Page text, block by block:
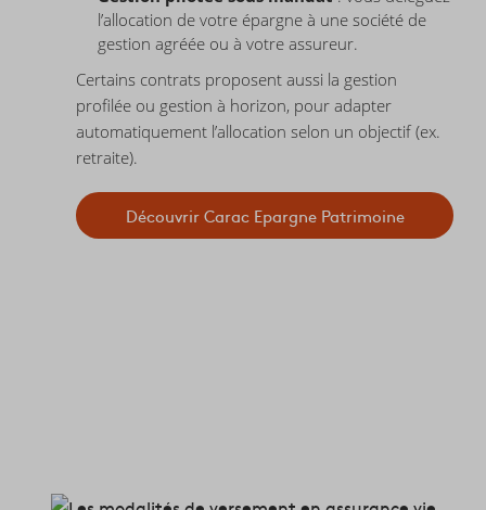
l’allocation de votre épargne à une société de
gestion agréée ou à votre assureur.
Certains contrats proposent aussi la gestion
profilée ou gestion à horizon, pour adapter
automatiquement l’allocation selon un objectif (ex.
retraite).
Découvrir Carac Epargne Patrimoine